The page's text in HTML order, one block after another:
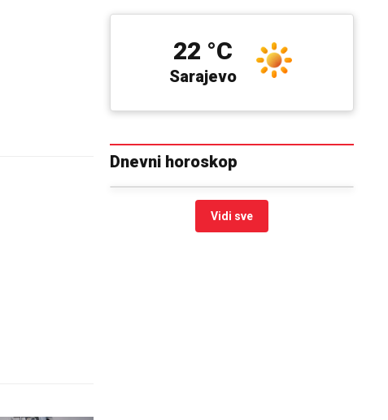
Sarajevo
22 °C
Dnevni horoskop
Vidi sve